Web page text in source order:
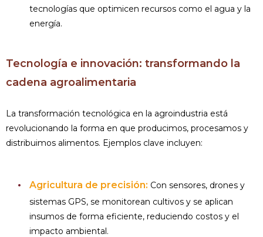
tecnologías que optimicen recursos como el agua y la
energía.
Tecnología e innovación: transformando la
cadena agroalimentaria
La transformación tecnológica en la agroindustria está
revolucionando la forma en que producimos, procesamos y
distribuimos alimentos. Ejemplos clave incluyen:
Agricultura de precisión: Con sensores, drones y
sistemas GPS, se monitorean cultivos y se aplican
insumos de forma eficiente, reduciendo costos y el
impacto ambiental.